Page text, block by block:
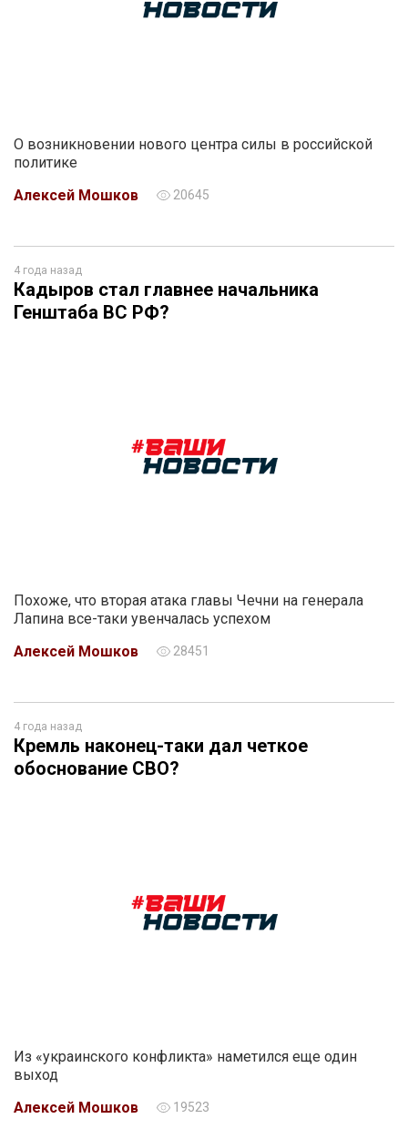
О возникновении нового центра силы в российской
политике
Алексей Мошков
20645
4 года назад
Кадыров стал главнее начальника
Генштаба ВС РФ?
Похоже, что вторая атака главы Чечни на генерала
Лапина все-таки увенчалась успехом
Алексей Мошков
28451
4 года назад
Кремль наконец-таки дал четкое
обоснование СВО?
Из «украинского конфликта» наметился еще один
выход
Алексей Мошков
19523